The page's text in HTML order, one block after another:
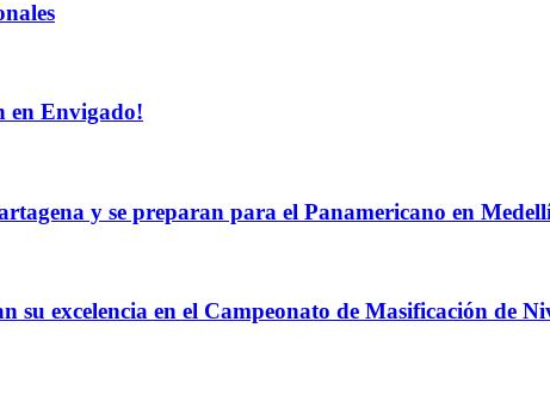
en Envigado!
y se preparan para el Panamericano en
excelencia en el Campeonato de Masificación de